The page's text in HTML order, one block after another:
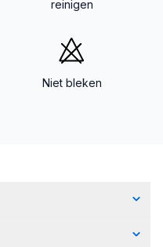
reinigen
Niet bleken